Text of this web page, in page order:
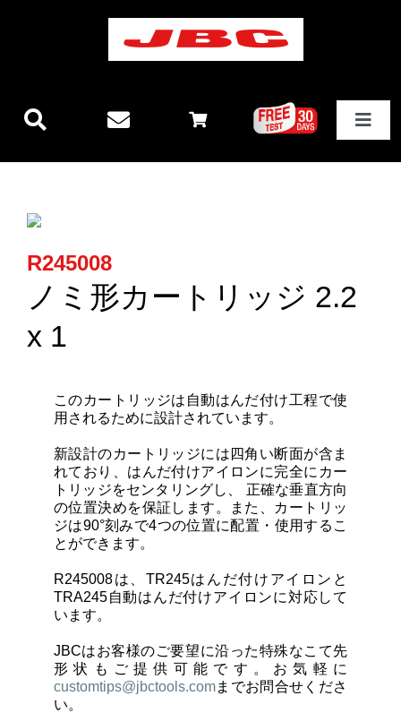
Toggle
JBCテクノロジー
新製品情報
ステーション
その他製品
カートリッジとこて先
サポート
お問合せ
ショッピングカート
日本語
R245008
ノミ形カートリッジ 2.2
x 1
このカートリッジは 自動はんだ付け工程で使
用されるために設計されています。
新設計のカートリッジには 四角い断面が含ま
れて おり、はんだ付けアイロンに完全にカー
トリッジをセンタリングし、 正確な垂直方向
の位置決めを保証 します。また、カートリッ
ジは90°刻みで4つの位置に配置・使用するこ
とができます。
R245008は、TR245はんだ付けアイロンと
TRA245自動はんだ付けアイロンに対応して
います。
JBCはお客様のご要望に沿った特殊なこて先
形状もご提供可能です。お気軽に
customtips@jbctools.comまでお問合せくださ
い。